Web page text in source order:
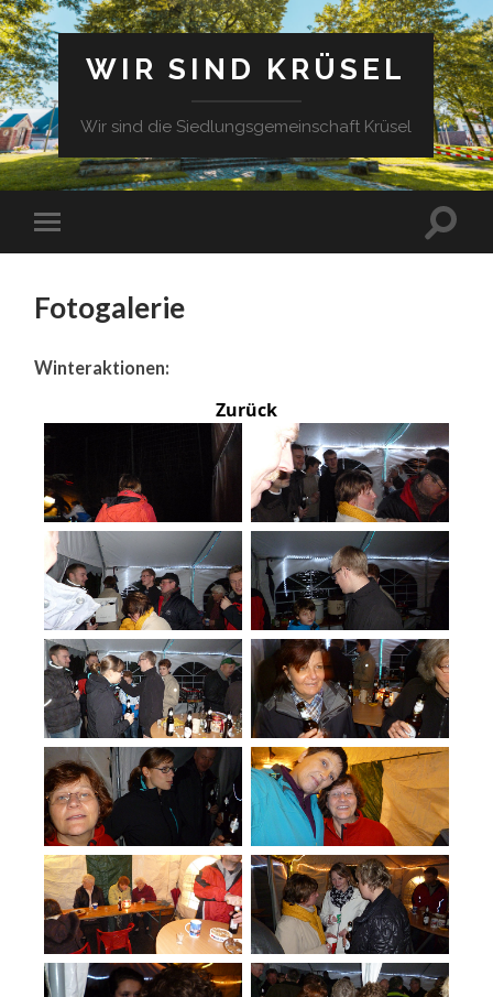
WIR SIND KRÜSEL
Wir sind die Siedlungsgemeinschaft Krüsel
Fotogalerie
Winteraktionen:
Zurück